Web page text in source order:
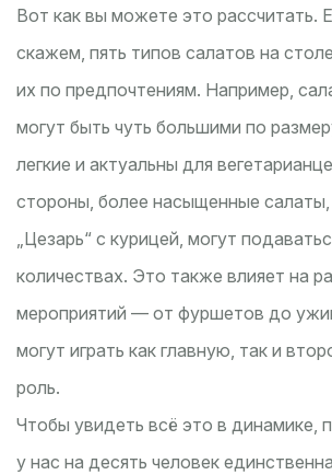
Вот как вы можете это рассчитать.
скажем, пять типов салатов на
их по предпочтениям. Например,
могут быть чуть большими по
легкие и актуальны для
стороны, более насыщенные салаты,
„Цезарь“ с курицей, могут
количествах. Это также влияет на
мероприятий — от фуршетов до
могут играть как главную, так и
роль.
Чтобы увидеть всё это в динамике,
у нас на десять человек